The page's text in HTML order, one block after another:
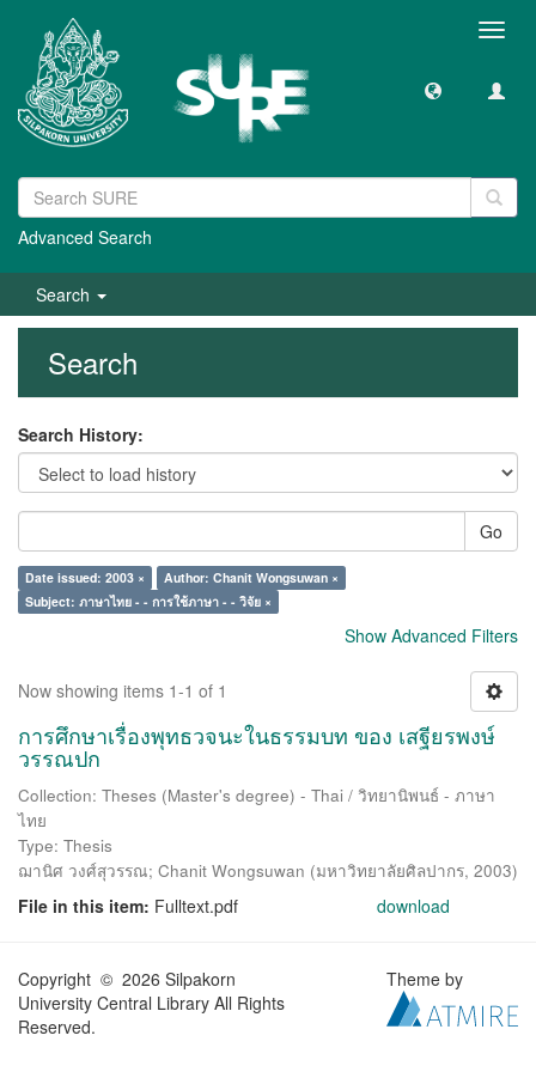
Advanced Search
Search
Search
Search History:
Go
Date issued: 2003 ×
Author: Chanit Wongsuwan ×
Subject: ภาษาไทย - - การใช้ภาษา - - วิจัย ×
Show Advanced Filters
Now showing items 1-1 of 1
การศึกษาเรื่องพุทธวจนะในธรรมบท ของ เสฐียรพงษ์
วรรณปก
Collection: Theses (Master's degree) - Thai / วิทยานิพนธ์ - ภาษา
ไทย
Type: Thesis
ฌานิศ วงศ์สุวรรณ; Chanit Wongsuwan (มหาวิทยาลัยศิลปากร, 2003)
File in this item: Fulltext.pdf download
Copyright © 2026 Silpakorn
University Central Library All Rights
Reserved.
Theme by